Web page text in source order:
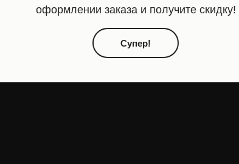
оформлении заказа и получите скидку!
Супер!